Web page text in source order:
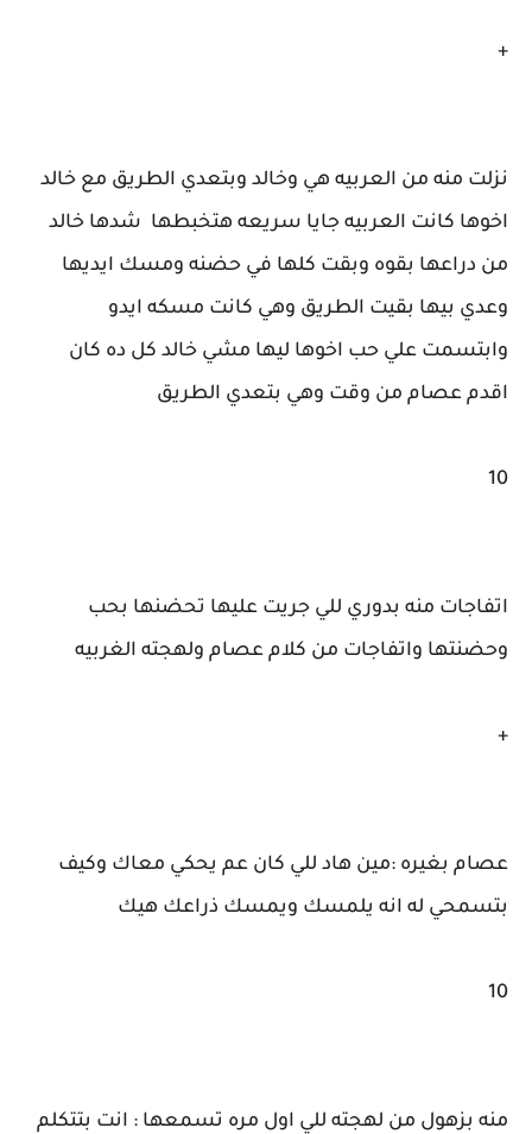
+
نزلت منه من العربيه هي وخالد وبتعدي الطريق مع خالد
اخوها كانت العربيه جايا سريعه هتخبطها شدها خالد
من دراعها بقوه وبقت كلها في حضنه ومسك ايديها
وعدي بيها بقيت الطريق وهي كانت مسكه ايدو
وابتسمت علي حب اخوها ليها مشي خالد كل ده كان
اقدم عصام من وقت وهي بتعدي الطريق
10
اتفاجات منه بدوري للي جريت عليها تحضنها بحب
وحضنتها واتفاجات من كلام عصام ولهجته الغربيه
+
عصام بغيره :مين هاد للي كان عم يحكي معاك وكيف
بتسمحي له انه يلمسك ويمسك ذراعك هيك
10
منه بزهول من لهجته للي اول مره تسمعها : انت بتتكلم